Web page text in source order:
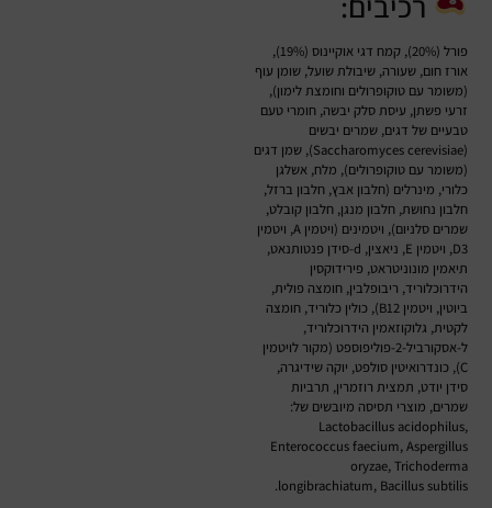
פורל (20%), קמח דגי אוקיינוס (19%),
אורז חום, שעורה, שיבולת שועל, שומן עוף
(משומר עם טוקופרולים וחומצת לימון),
זרעי פשתן, עיסת סלק יבשה, חומרי טעם
טבעיים של דגים, שמרים יבשים
(Saccharomyces cerevisiae), שמן דגים
(משומר עם טוקופרולים), מלח, אשלגן
כלורי, מינרלים (חלבון אבץ, חלבון ברזל,
חלבון נחושת, חלבון מנגן, חלבון קובלט,
שמרים סלניום), ויטמינים (ויטמין A, ויטמין
D3, ויטמין E, ניאצין, d-סידן פנטותנאט,
תיאמין מונוניטראט, פירידוקסין
הידרוכלוריד, ריבופלבין, חומצה פולית,
ביוטין, ויטמין B12), כולין כלוריד, חומצה
לקטית, גלוקוזאמין הידרוכלוריד,
ל-אסקורביל-2-פוליפוספט (מקור לויטמין
C), כונדרואיטין סולפט, יוקה שידיגרה,
סידן יודט, תמצית רוזמרין, תרביות
שמרים, מוצרי תסיסה מיובשים של:
Lactobacillus acidophilus,
Enterococcus faecium, Aspergillus
oryzae, Trichoderma
longibrachiatum, Bacillus subtilis.